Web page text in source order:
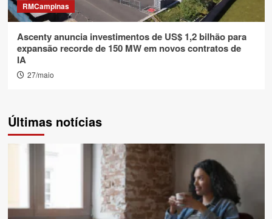
RMCampinas
Ascenty anuncia investimentos de US$ 1,2 bilhão para
expansão recorde de 150 MW em novos contratos de
IA
27/maio
Últimas notícias